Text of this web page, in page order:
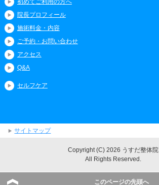
初めてご利用の方へ
院長プロフィール
施術料金・内容
ご予約・お問い合わせ
アクセス
Q&A
セルフケア
サイトマップ
Copyright (C) 2026 うすだ整体院
All Rights Reserved.
このページの先頭へ